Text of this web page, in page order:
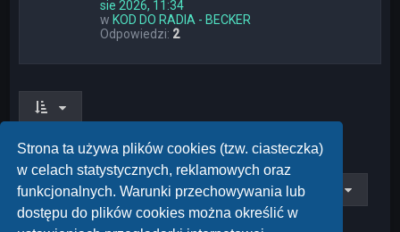
Strona ta używa plików cookies (tzw. ciasteczka)
w celach statystycznych, reklamowych oraz
funkcjonalnych. Warunki przechowywania lub
dostępu do plików cookies można określić w
sie 2026, 11:34
w KOD DO RADIA - BECKER
Odpowiedzi: 2
Przejdź do